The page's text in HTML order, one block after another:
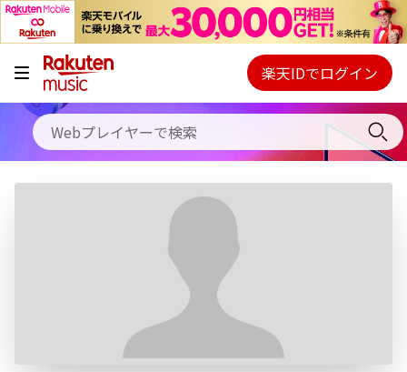
キャンペーン
料金プラン
使い方
Webプレイヤー
ご契約内容の確認・変更
楽天IDでログイン